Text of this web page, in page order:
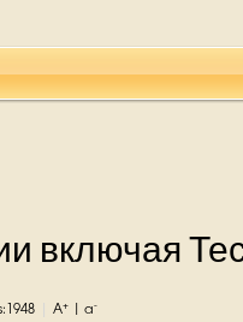
включая
A+| a-